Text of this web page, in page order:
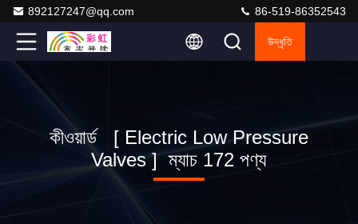
892127247@qq.com 86-519-86352543
উদ্ধৃতি
কীওয়ার্ড [ Electric Low Pressure
Valves ] ম্যাচ 172 পণ্য